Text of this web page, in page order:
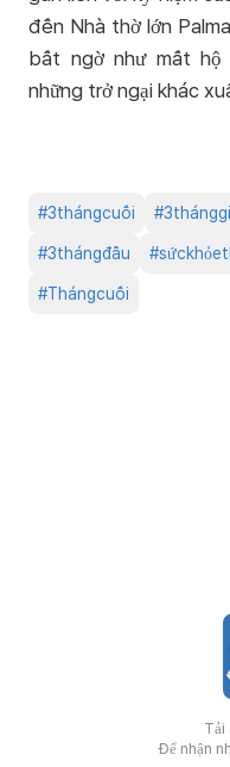
đến Nhà thờ lớn
bất ngờ như mất
những trở ngại khác
#3thángcuối #
#3thángđầu #
#Thángcuối
Tải
Để nhận